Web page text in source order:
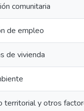
comunitaria
de empleo
de vivienda
territorial y otros